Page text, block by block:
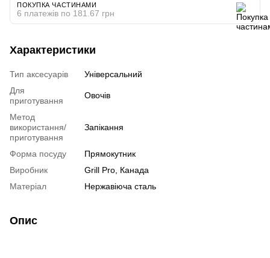
ПОКУПКА ЧАСТИНАМИ
6 платежів по 181.67 грн
Характеристики
Тип аксесуарів
Універсальний
Для
приготування
Овочів
Метод
використання/
приготування
Запікання
Форма посуду
Прямокутник
Виробник
Grill Pro, Канада
Матеріал
Нержавіюча сталь
Опис